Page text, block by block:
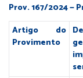
Prov. 167/2024 —
Artigo do
Provimento